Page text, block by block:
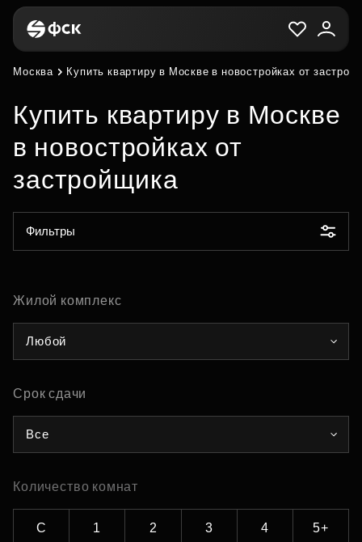
Москва Купить квартиру в Москве в новостройках от
Купить квартиру в Москве
в новостройках от
застройщика
Фильтры
Жилой комплекс
Любой
Срок сдачи
Все
Количество комнат
С 1 2 3 4 5+